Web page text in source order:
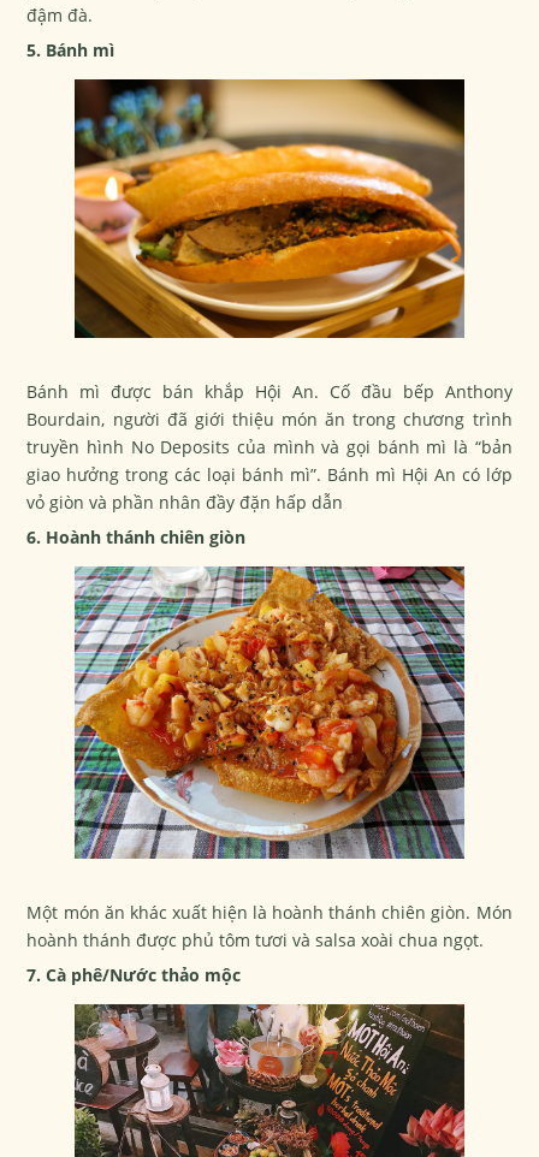
đậm đà.
5. Bánh mì
Bánh mì được bán khắp Hội An. Cố đầu bếp Anthony
Bourdain, người đã giới thiệu món ăn trong chương trình
truyền hình No Deposits của mình và gọi bánh mì là “bản
giao hưởng trong các loại bánh mì”. Bánh mì Hội An có lớp
vỏ giòn và phần nhân đầy đặn hấp dẫn
6. Hoành thánh chiên giòn
Một món ăn khác xuất hiện là hoành thánh chiên giòn. Món
hoành thánh được phủ tôm tươi và salsa xoài chua ngọt.
7. Cà phê/Nước thảo mộc